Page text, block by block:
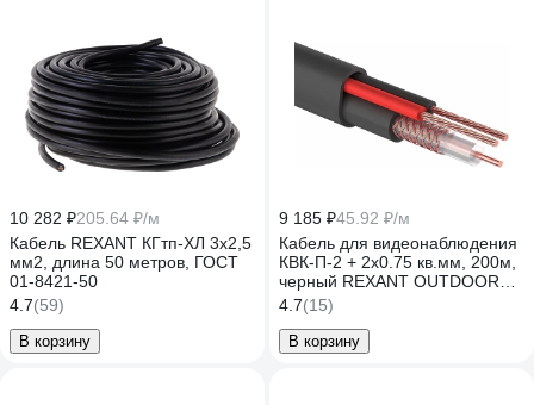
10 282 ₽205.64 ₽/м
Кабель REXANT КГтп-ХЛ 3х2,5
мм2, длина 50 метров, ГОСТ
01-8421-50
4.7(59)
В корзину
9 185 ₽45.92 ₽/м
Кабель для видеонаблюдения
КВК-П-2 + 2х0.75 кв.мм, 200м,
черный REXANT OUTDOOR
01-4105
4.7(15)
В корзину